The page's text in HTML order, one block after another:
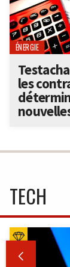
ÉNERGIE
les
TECH
